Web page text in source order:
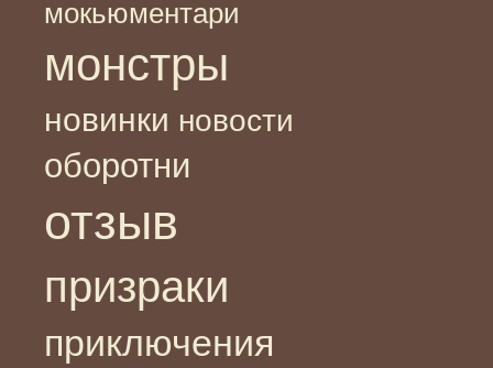
мокьюментари
монстры
новинки новости
оборотни
отзыв
призраки
приключения